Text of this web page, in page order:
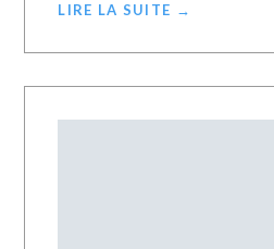
LIRE LA SUITE →